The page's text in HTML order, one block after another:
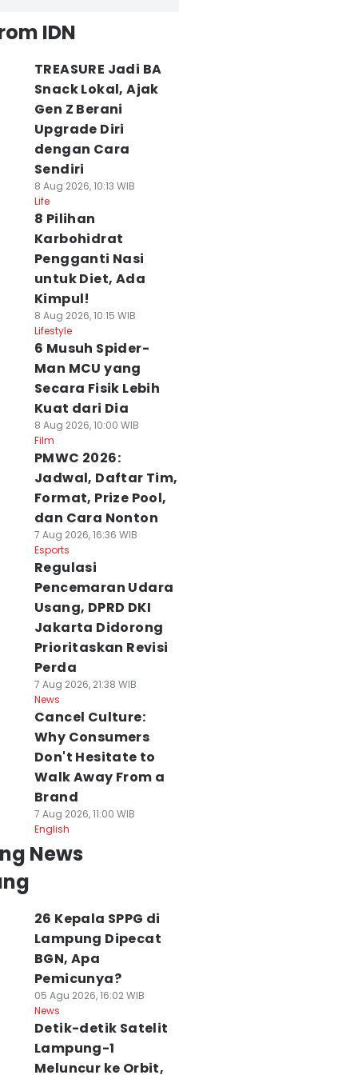
IDN
TREASURE Jadi BA
Snack Lokal, Ajak
Gen Z Berani
Upgrade Diri
dengan Cara
Sendiri
8 Aug 2026, 10:13 WIB
Life
8 Pilihan
Karbohidrat
Pengganti Nasi
untuk Diet, Ada
Kimpul!
8 Aug 2026, 10:15 WIB
Lifestyle
6 Musuh Spider-
Man MCU yang
Secara Fisik Lebih
Kuat dari Dia
8 Aug 2026, 10:00 WIB
Film
PMWC 2026:
Jadwal, Daftar Tim,
Format, Prize Pool,
dan Cara Nonton
7 Aug 2026, 16:36 WIB
Esports
Regulasi
Pencemaran Udara
Usang, DPRD DKI
Jakarta Didorong
Prioritaskan Revisi
Perda
7 Aug 2026, 21:38 WIB
News
Cancel Culture:
Why Consumers
Don't Hesitate to
Walk Away From a
Brand
7 Aug 2026, 11:00 WIB
English
News
26 Kepala SPPG di
Lampung Dipecat
BGN, Apa
Pemicunya?
05 Agu 2026, 16:02 WIB
News
Detik-detik Satelit
Lampung-1
Meluncur ke Orbit,